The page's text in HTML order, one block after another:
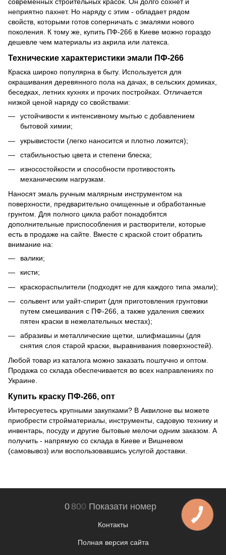
современных строительных красок. Он долго сохнет и
неприятно пахнет. Но наряду с этим - обладает рядом
свойств, которыми готов соперничать с эмалями нового
поколения. К тому же, купить ПФ-266 в Киеве можно гораздо
дешевле чем материалы из акрила или латекса.
Технические характеристики эмали ПФ-266
Краска широко популярна в быту. Используется для
окрашивания деревянного пола на дачах, в сельских домиках,
беседках, летних кухнях и прочих постройках. Отличается
низкой ценой наряду со свойствами:
устойчивости к интенсивному мытью с добавлением
бытовой химии;
укрывистости (легко наносится и плотно ложится);
стабильностью цвета и степени блеска;
износостойкости и способности противостоять
механическим нагрузкам.
Наносят эмаль ручным малярным инструментом на
поверхности, предварительно очищенные и обработанные
грунтом. Для полного цикла работ понадобятся
дополнительные приспособления и растворители, которые
есть в продаже на сайте. Вместе с краской стоит обратить
внимание на:
валики;
кисти;
краскораспылители (подходят не для каждого типа эмали);
сольвент или уайт-спирит (для приготовления грунтовки
путем смешивания с ПФ-266, а также удаления свежих
пятен краски в нежелательных местах);
абразивы и металлические щетки, шлифмашины (для
снятия слоя старой краски, выравнивания поверхностей).
Любой товар из каталога можно заказать поштучно и оптом.
Продажа со склада обеспечивается во всех направлениях по
Украине.
Купить краску ПФ-266, опт
Интересуетесь крупными закупками? В Аквилоне вы можете
приобрести стройматериалы, инструменты, садовую технику и
инвентарь, посуду и другие бытовые мелочи одним заказом. А
получить - напрямую со склада в Киеве и Вишневом
(самовывоз) или воспользовавшись услугой доставки.
0 800 Показати номер
Контакты
Полная версия сайта